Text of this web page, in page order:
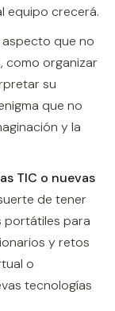
equipo crecerá.
aspecto que no
como organizar
su
que no
y la
TIC o nuevas
de tener
para
y retos
o
tecnologías